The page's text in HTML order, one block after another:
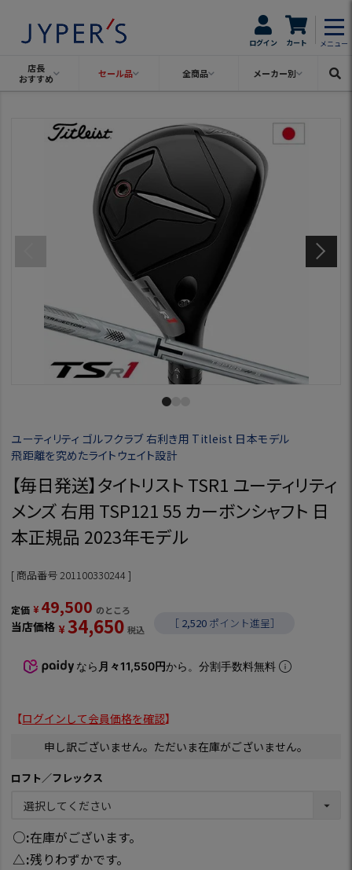
ログイン カート メニュー
店長
おすすめ
セール品 全商品 メーカー別
ユーティリティ ゴルフクラブ 右利き用 Titleist 日本モデル
飛距離を究めたライトウェイト設計
【毎日発送】タイトリスト TSR1 ユーティリティ
メンズ 右用 TSP121 55 カーボンシャフト 日
本正規品 2023年モデル
商品番号 201100330244
定価 ¥ 49,500 のところ
当店価格 ¥34,650 税込 ［ 2,520 ポイント進呈］
なら 月々11,550円から。分割手数料無料
【ログインして会員価格を確認】
申し訳ございません。ただいま在庫がございません。
ロフト／フレックス
○ 在庫がございます。
△ 残りわずかです。